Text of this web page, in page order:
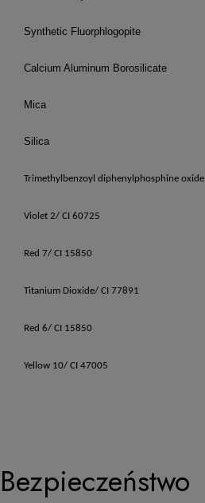
Synthetic Fluorphlogopite
Calcium Aluminum Borosilicate
Mica
Silica
Trimethylbenzoyl diphenylphosphine oxide
Violet 2/ CI 60725
Red 7/ CI 15850
Titanium Dioxide/ CI 77891
Red 6/ CI 15850
Yellow 10/ CI 47005
Bezpieczeństwo